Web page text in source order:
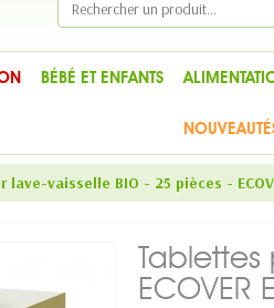
BÉBÉ ET ENFANTS
lave-vaisselle BIO - 25 pièces -
Tablettes
ECOVER